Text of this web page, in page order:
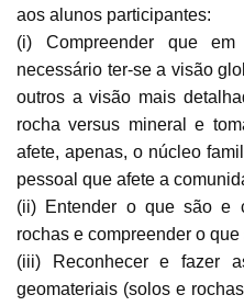
aos alunos participantes:
(i) Compreender que em
necessário ter-se a visão
outros a visão mais
rocha versus mineral e
afete, apenas, o núcleo
pessoal que afete a
(ii) Entender o que são e
rochas e compreender o
(iii) Reconhecer e fazer
geomateriais (solos e